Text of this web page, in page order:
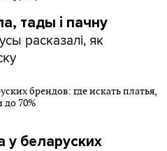
тады і пачну
расказалі, як
у беларуских